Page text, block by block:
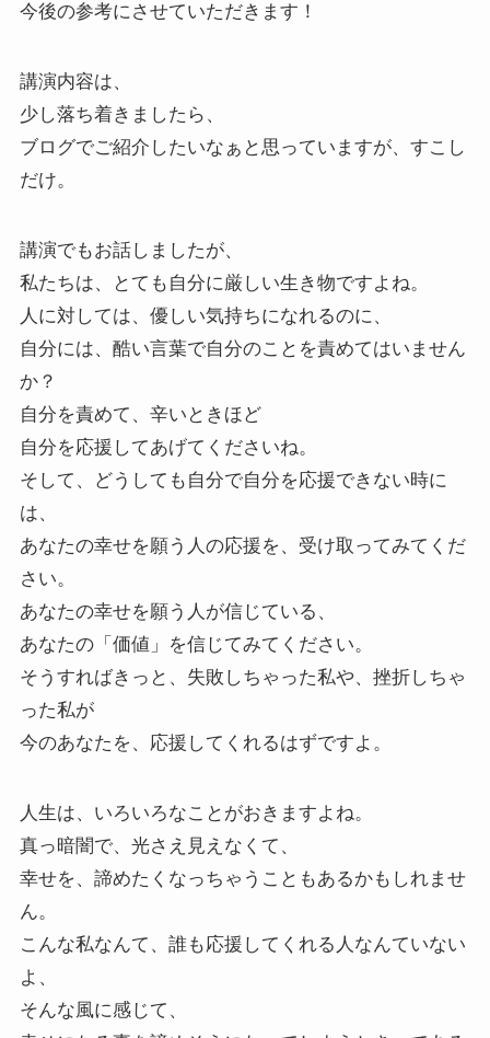
今後の参考にさせていただきます！
講演内容は、
少し落ち着きましたら、
ブログでご紹介したいなぁと思っていますが、すこし
だけ。
講演でもお話しましたが、
私たちは、とても自分に厳しい生き物ですよね。
人に対しては、優しい気持ちになれるのに、
自分には、酷い言葉で自分のことを責めてはいません
か？
自分を責めて、辛いときほど
自分を応援してあげてくださいね。
そして、どうしても自分で自分を応援できない時に
は、
あなたの幸せを願う人の応援を、受け取ってみてくだ
さい。
あなたの幸せを願う人が信じている、
あなたの「価値」を信じてみてください。
そうすればきっと、失敗しちゃった私や、挫折しちゃ
った私が
今のあなたを、応援してくれるはずですよ。
人生は、いろいろなことがおきますよね。
真っ暗闇で、光さえ見えなくて、
幸せを、諦めたくなっちゃうこともあるかもしれませ
ん。
こんな私なんて、誰も応援してくれる人なんていない
よ、
そんな風に感じて、